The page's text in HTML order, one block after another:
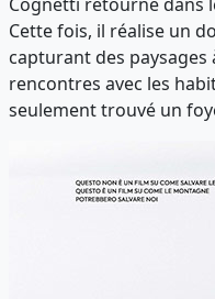
Cette fois, il réalise un
capturant des
rencontres avec les
seulement trouvé un